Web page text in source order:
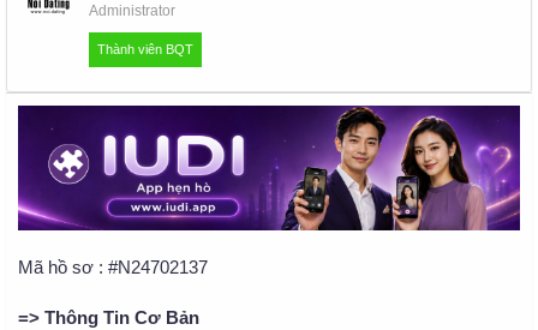
Administrator
Thành viên BQT
Mã hồ sơ : #N24702137
=> Thông Tin Cơ Bản